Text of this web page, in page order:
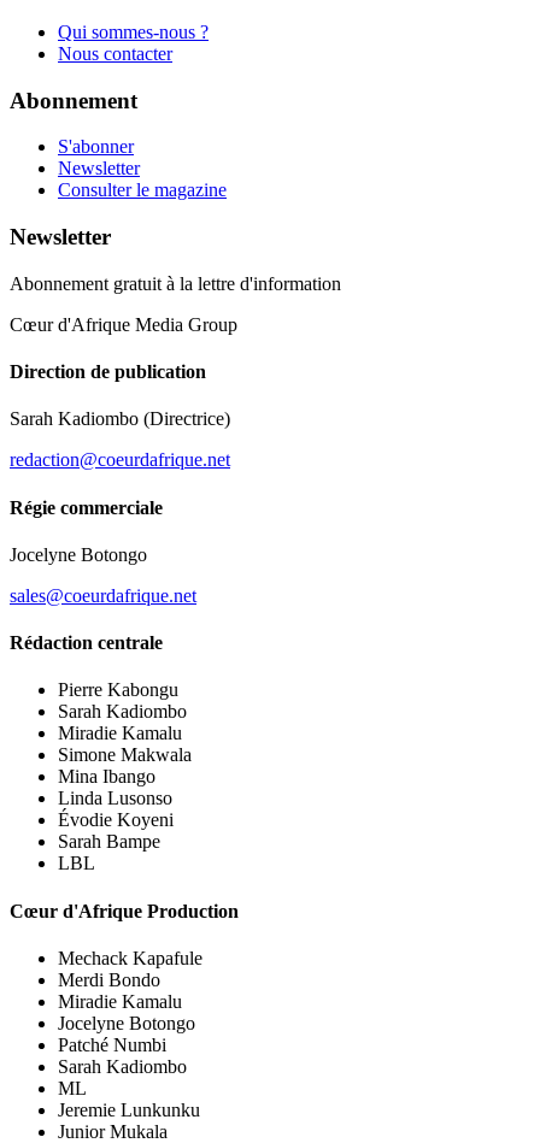
Qui sommes-nous ?
Nous contacter
Abonnement
S'abonner
Newsletter
Consulter le magazine
Newsletter
Abonnement gratuit à la lettre d'information
Cœur d'Afrique Media Group
Direction de publication
Sarah Kadiombo (Directrice)
redaction@coeurdafrique.net
Régie commerciale
Jocelyne Botongo
sales@coeurdafrique.net
Rédaction centrale
Pierre Kabongu
Sarah Kadiombo
Miradie Kamalu
Simone Makwala
Mina Ibango
Linda Lusonso
Évodie Koyeni
Sarah Bampe
LBL
Cœur d'Afrique Production
Mechack Kapafule
Merdi Bondo
Miradie Kamalu
Jocelyne Botongo
Patché Numbi
Sarah Kadiombo
ML
Jeremie Lunkunku
Junior Mukala